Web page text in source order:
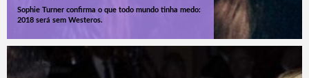
Sophie Turner confirma o que todo mundo tinha medo:
2018 será sem Westeros.